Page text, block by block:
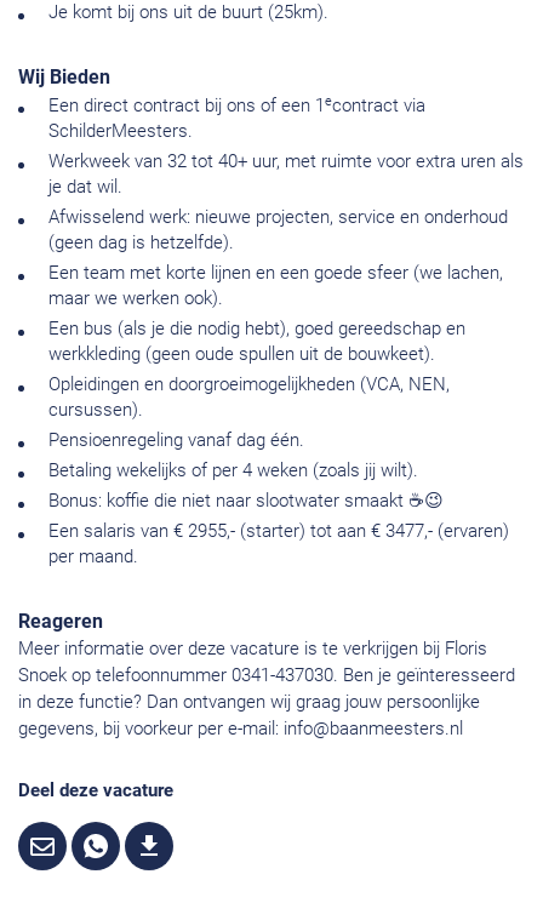
Je komt bij ons uit de buurt (25km).
Wij Bieden
Een direct contract bij ons of een 1 econtract via
SchilderMeesters.
Werkweek van 32 tot 40+ uur, met ruimte voor extra uren als
je dat wil.
Afwisselend werk: nieuwe projecten, service en onderhoud
(geen dag is hetzelfde).
Een team met korte lijnen en een goede sfeer (we lachen,
maar we werken ook).
Een bus (als je die nodig hebt), goed gereedschap en
werkkleding (geen oude spullen uit de bouwkeet).
Opleidingen en doorgroeimogelijkheden (VCA, NEN,
cursussen).
Pensioenregeling vanaf dag één.
Betaling wekelijks of per 4 weken (zoals jij wilt).
Bonus: koffie die niet naar slootwater smaakt ☕😉
Een salaris van € 2955,- (starter) tot aan € 3477,- (ervaren)
per maand.
Reageren
Meer informatie over deze vacature is te verkrijgen bij Floris
Snoek op telefoonnummer 0341-437030. Ben je geïnteresseerd
in deze functie? Dan ontvangen wij graag jouw persoonlijke
gegevens, bij voorkeur per e-mail: info@baanmeesters.nl
Deel deze vacature